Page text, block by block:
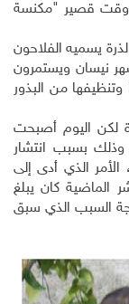
وقت قصير "مكنسة
يسميه الفلاحون
نيسان ويستمرون
وتنظيفها من البذور
لكن اليوم أصبحت
وذلك بسبب انتشار
الأمر الذي أدى إلى
الماضية كان يبلغ
اليوم ونتيجة السبب الذي سبق